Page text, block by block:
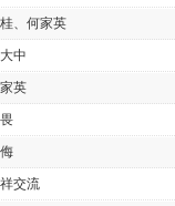
、何家英
中
英
交流